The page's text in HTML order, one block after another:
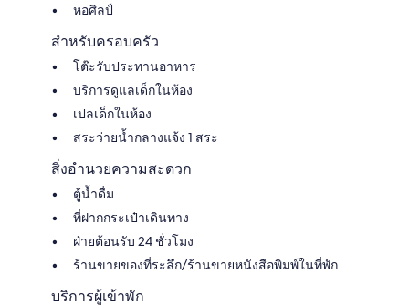
หอศิลป์
สำหรับครอบครัว
โต๊ะรับประทานอาหาร
บริการดูแลเด็กในห้อง
เปลเด็กในห้อง
สระว่ายน้ำกลางแจ้ง 1 สระ
สิ่งอำนวยความสะดวก
ตู้น้ำดื่ม
ที่ฝากกระเป๋าเดินทาง
ฝ่ายต้อนรับ 24 ชั่วโมง
ร้านขายของที่ระลึก/ร้านขายหนังสือพิมพ์ในที่พัก
บริการผู้เข้าพัก